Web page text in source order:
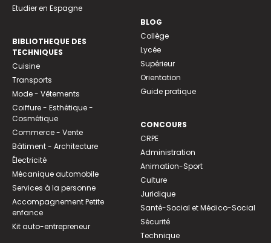
Etudier en Espagne
BIBLIOTHEQUE DES
TECHNIQUES
Cuisine
Transports
Mode - Vêtements
Coiffure - Esthétique -
Cosmétique
Commerce - Vente
Bâtiment - Architecture
Électricité
Mécanique automobile
Services à la personne
Accompagnement Petite
enfance
Kit auto-entrepreneur
BLOG
Collège
Lycée
Supérieur
Orientation
Guide pratique
CONCOURS
CRPE
Administration
Animation-Sport
Culture
Juridique
Santé-Social et Médico-Social
Sécurité
Technique